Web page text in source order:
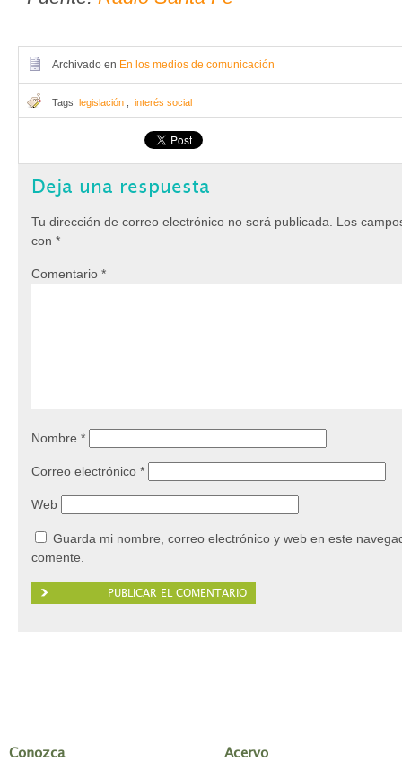
Archivado en En los medios de comunicación
Tags legislación interés social
Deja una respuesta
Tu dirección de correo electrónico no será publicada.
Los
con *
Comentario *
Nombre *
Correo electrónico *
Web
Guarda mi nombre, correo electrónico y web en este
comente.
Conozca Acervo